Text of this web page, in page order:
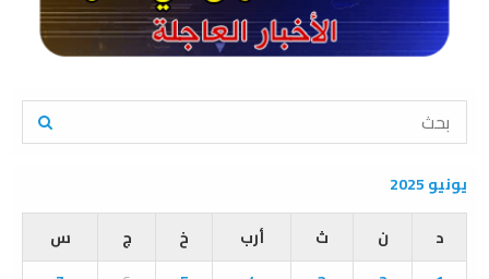
S
r
c
o
E
A
يونيو 2025
د
ن ث أرب خ ج
س